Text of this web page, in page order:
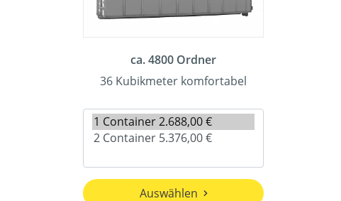
ca. 4800 Ordner
36 Kubikmeter komfortabel
Auswählen